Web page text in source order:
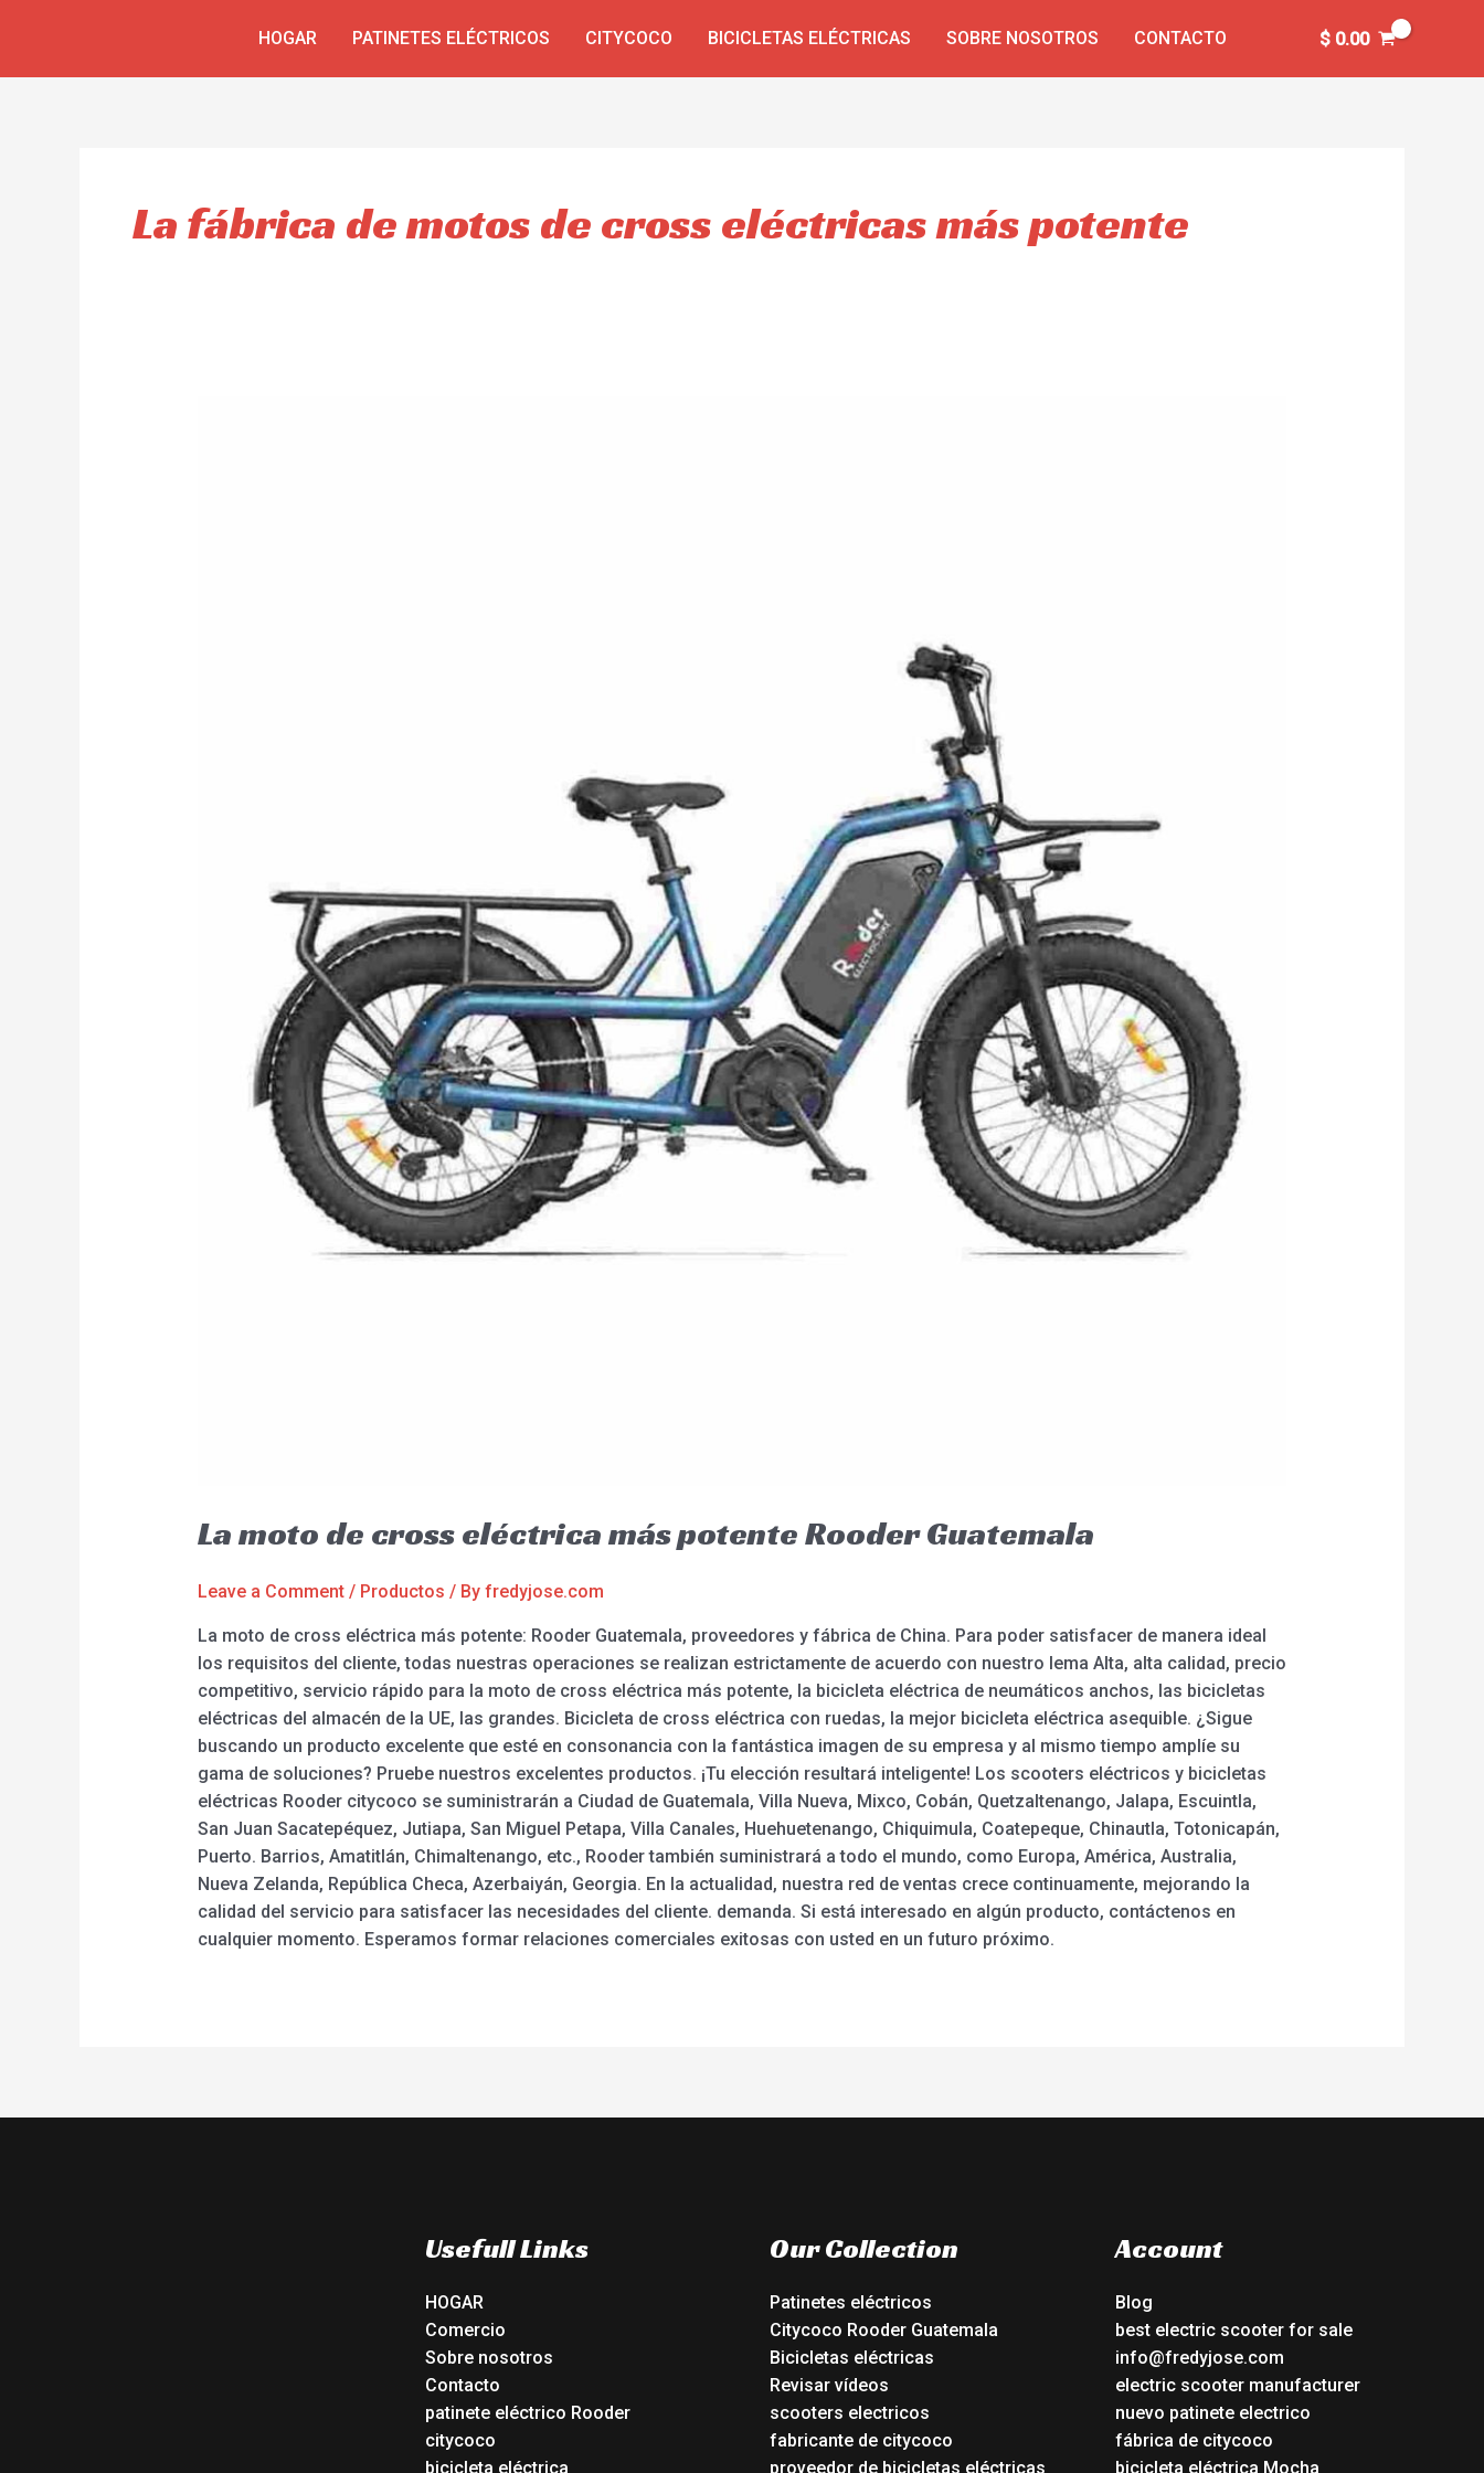
HOGAR PATINETES ELÉCTRICOS CITYCOCO BICICLETAS ELÉCTRICAS SOBRE NOSOTROS CONTACTO $0.00
La fábrica de motos de cross eléctricas más potente
La moto de cross eléctrica más potente Rooder Guatemala
Leave a Comment / Productos / By fredyjose.com
La moto de cross eléctrica más potente: Rooder Guatemala, proveedores y fábrica de China. Para poder satisfacer de manera ideal
los requisitos del cliente, todas nuestras operaciones se realizan estrictamente de acuerdo con nuestro lema Alta, alta calidad, precio
competitivo, servicio rápido para la moto de cross eléctrica más potente, la bicicleta eléctrica de neumáticos anchos, las bicicletas
eléctricas del almacén de la UE, las grandes. Bicicleta de cross eléctrica con ruedas, la mejor bicicleta eléctrica asequible. ¿Sigue
buscando un producto excelente que esté en consonancia con la fantástica imagen de su empresa y al mismo tiempo amplíe su
gama de soluciones? Pruebe nuestros excelentes productos. ¡Tu elección resultará inteligente! Los scooters eléctricos y bicicletas
eléctricas Rooder citycoco se suministrarán a Ciudad de Guatemala, Villa Nueva, Mixco, Cobán, Quetzaltenango, Jalapa, Escuintla,
San Juan Sacatepéquez, Jutiapa, San Miguel Petapa, Villa Canales, Huehuetenango, Chiquimula, Coatepeque, Chinautla, Totonicapán,
Puerto. Barrios, Amatitlán, Chimaltenango, etc., Rooder también suministrará a todo el mundo, como Europa, América, Australia,
Nueva Zelanda, República Checa, Azerbaiyán, Georgia. En la actualidad, nuestra red de ventas crece continuamente, mejorando la
calidad del servicio para satisfacer las necesidades del cliente. demanda. Si está interesado en algún producto, contáctenos en
cualquier momento. Esperamos formar relaciones comerciales exitosas con usted en un futuro próximo.
Usefull Links
HOGAR
Comercio
Sobre nosotros
Contacto
patinete eléctrico Rooder
citycoco
bicicleta eléctrica
Our Collection
Patinetes eléctricos
Citycoco Rooder Guatemala
Bicicletas eléctricas
Revisar vídeos
scooters electricos
fabricante de citycoco
proveedor de bicicletas eléctricas
Account
Blog
best electric scooter for sale
info@fredyjose.com
electric scooter manufacturer
nuevo patinete electrico
fábrica de citycoco
bicicleta eléctrica Mocha